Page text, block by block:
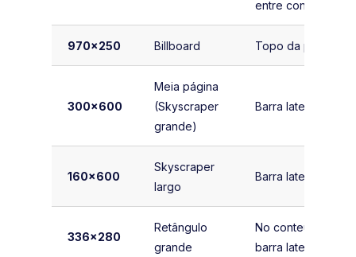
entre conteúdo
970×250 Billboard Topo da página
300×600
Meia página
(Skyscraper
grande)
Barra lateral
160×600
Skyscraper
largo
Barra lateral
336×280
Retângulo
grande
No conteúdo,
barra lateral